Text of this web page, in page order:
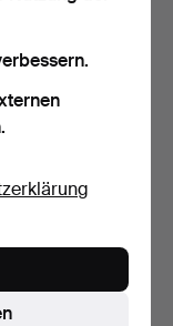
Buche, Aneta,
Jul 2026